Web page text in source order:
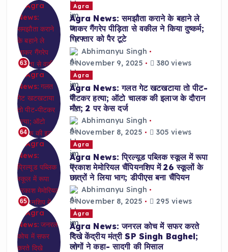
63
Agra
Agra News: समझौता कराने के बहाने ले
जाकर गैंगरेप पीड़िता से वकील ने किया दुष्कर्म;
गिरफ्तार को पैर टूटे
Abhimanyu Singh
November 9, 2025
380 views
64
Agra
Agra News: गलत गेट खटखटाया तो पीट-
पीटकर हत्या; ऑटो चालक की इलाज के दौरान
मौत; 2 पर केस दर्ज
Abhimanyu Singh
November 8, 2025
305 views
65
Agra
Agra News: प्रिल्यूड पब्लिक स्कूल में रूपा
प्रकाश मेमोरियल चैंपियनशिप में 26 स्कूलों के
छात्रों ने लिया भाग; डीपीएस बना चैंपियन
Abhimanyu Singh
November 8, 2025
295 views
Agra
Agra News: जनरल कोच में सफर करते
दिखे केंद्रीय मंत्री SP Singh Baghel;
लोगों ने कहा- सादगी की मिसाल